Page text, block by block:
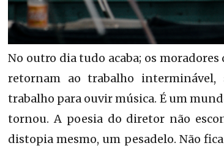
No outro dia tudo acaba; os
retornam ao trabalho
trabalho para ouvir música. É um
tornou. A poesia do diretor não
distopia mesmo, um pesadelo. Não